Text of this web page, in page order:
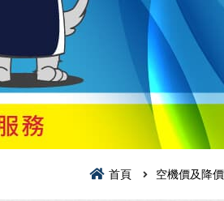
首頁 空機價及降